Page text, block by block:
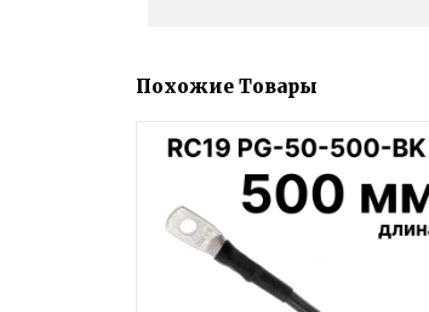
Похожие Товары